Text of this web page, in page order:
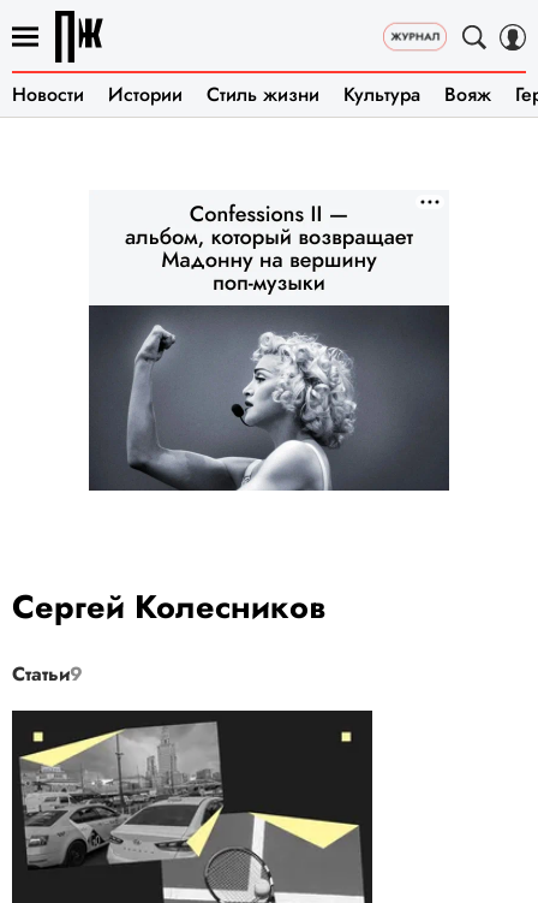
Новости Истории Стиль жизни Культура Вояж
Сергей Колесников
Статьи9